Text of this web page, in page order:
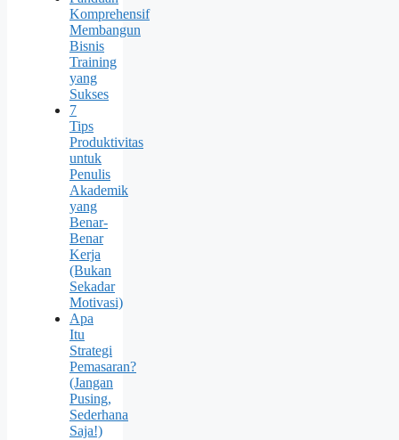
Komprehensif
Membangun
Bisnis
Training
yang
Sukses
7
Tips
Produktivitas
untuk
Penulis
Akademik
yang
Benar-
Benar
Kerja
(Bukan
Sekadar
Motivasi)
Apa
Itu
Strategi
Pemasaran?
(Jangan
Pusing,
Sederhana
Saja!)